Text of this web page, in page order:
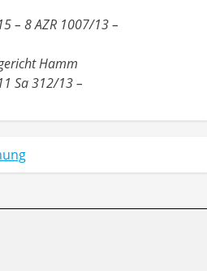
– 8 AZR 1007/13 –
Hamm
Sa 312/13 –